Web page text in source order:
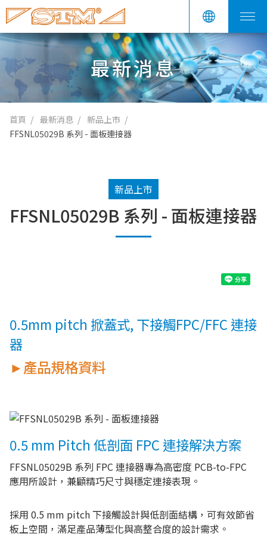
最新消息
首頁 最新消息
新品上市
FFSNL05029B 系列 - 面板連接器
新品上市
FFSNL05029B 系列 - 面板連接器
0.5mm pitch 掀蓋式, 下接觸FPC/FFC 連接
器
►產品規格資料
0.5 mm Pitch 低剖面 FPC 連接解決方案
FFSNL05029B 系列 FPC 連接器專為高密度 PCB-to-FPC
應用所設計，兼顧精巧尺寸與穩定連接表現。
採用 0.5 mm pitch 下接觸設計與低剖面結構，可有效節省
板上空間，滿足產品薄型化與高整合度的設計需求。